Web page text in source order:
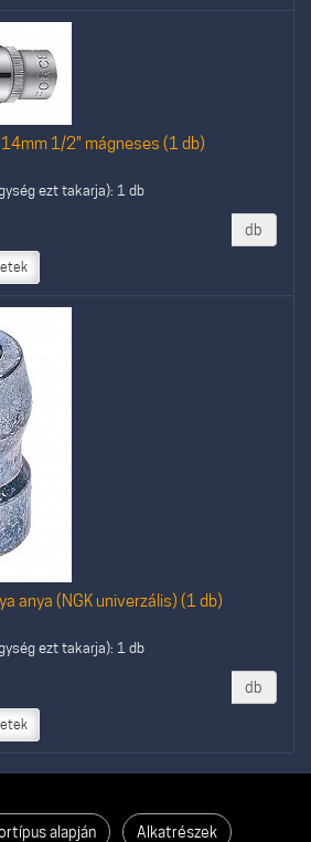
1/2" mágneses (1 db)
ezt takarja): 1 db
db
anya (NGK univerzális) (1 db)
ezt takarja): 1 db
db
alapján Alkatrészek